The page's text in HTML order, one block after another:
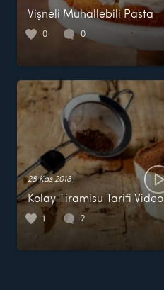
Vişneli Muhallebili Pasta
0 0
28 Kas 2018
Kolay Tiramisu Tarifi Video
1 2